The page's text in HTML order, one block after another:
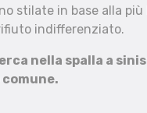
stilate in base alla più
indifferenziato.
nella spalla a